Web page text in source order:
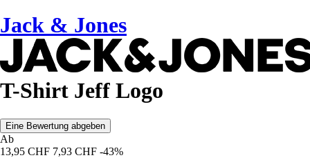
Jack & Jones
T-Shirt Jeff Logo
Eine Bewertung abgeben
Ab
13,95 CHF 7,93 CHF -43%